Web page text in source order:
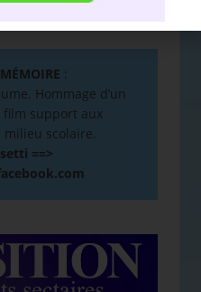
:
Hommage d’un
film support aux
scolaire.
==>